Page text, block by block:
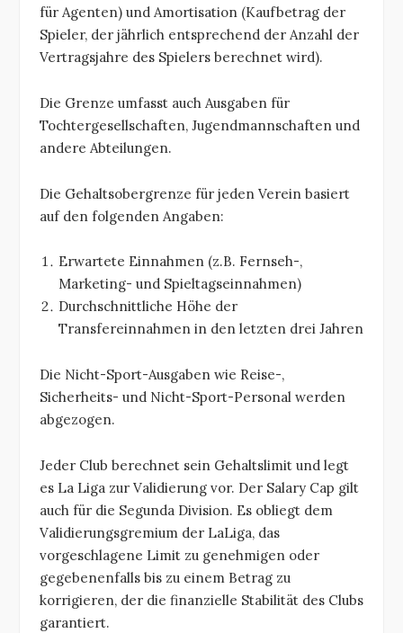
für Agenten) und Amortisation (Kaufbetrag der
Spieler, der jährlich entsprechend der Anzahl der
Vertragsjahre des Spielers berechnet wird).
Die Grenze umfasst auch Ausgaben für
Tochtergesellschaften, Jugendmannschaften und
andere Abteilungen.
Die Gehaltsobergrenze für jeden Verein basiert
auf den folgenden Angaben:
Erwartete Einnahmen (z.B. Fernseh-,
Marketing- und Spieltagseinnahmen)
Durchschnittliche Höhe der
Transfereinnahmen in den letzten drei Jahren
Die Nicht-Sport-Ausgaben wie Reise-,
Sicherheits- und Nicht-Sport-Personal werden
abgezogen.
Jeder Club berechnet sein Gehaltslimit und legt
es La Liga zur Validierung vor. Der Salary Cap gilt
auch für die Segunda Division. Es obliegt dem
Validierungsgremium der LaLiga, das
vorgeschlagene Limit zu genehmigen oder
gegebenenfalls bis zu einem Betrag zu
korrigieren, der die finanzielle Stabilität des Clubs
garantiert.